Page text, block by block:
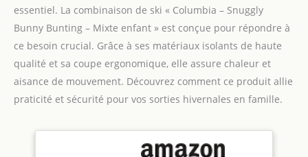
essentiel. La combinaison de ski « Columbia – Snuggly
Bunny Bunting – Mixte enfant » est conçue pour répondre à
ce besoin crucial. Grâce à ses matériaux isolants de haute
qualité et sa coupe ergonomique, elle assure chaleur et
aisance de mouvement. Découvrez comment ce produit allie
praticité et sécurité pour vos sorties hivernales en famille.